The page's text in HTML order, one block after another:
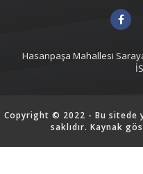
Hasanpaşa Mahallesi
Copyright © 2022 - Bu sitede
saklıdır. Kaynak